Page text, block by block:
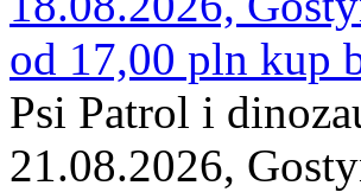
od 17,00 pln kup
Psi Patrol i
21.08.2026,